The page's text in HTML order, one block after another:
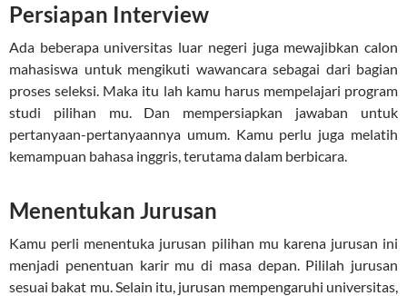
Persiapan Interview
Ada beberapa universitas luar negeri juga mewajibkan calon
mahasiswa untuk mengikuti wawancara sebagai dari bagian
proses seleksi. Maka itu lah kamu harus mempelajari program
studi pilihan mu. Dan mempersiapkan jawaban untuk
pertanyaan-pertanyaannya umum. Kamu perlu juga melatih
kemampuan bahasa inggris, terutama dalam berbicara.
Menentukan Jurusan
Kamu perli menentuka jurusan pilihan mu karena jurusan ini
menjadi penentuan karir mu di masa depan. Pililah jurusan
sesuai bakat mu. Selain itu, jurusan mempengaruhi universitas,